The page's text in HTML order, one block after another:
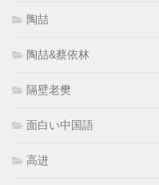
陶喆
陶喆&蔡依林
隔壁老樊
面白い中国語
高进